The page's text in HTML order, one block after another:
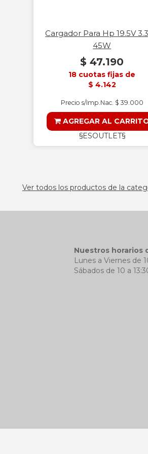
Cargador Para Hp 19.5V
45W
$ 47.190
18 cuotas fijas de
$ 4.142
Precio s/Imp.Nac. $ 39.000
AGREGAR AL
§ESOUTLET§
Ver todos los productos de la
Nuestros horarios
Lunes a Viernes de
Sábados de 10 a